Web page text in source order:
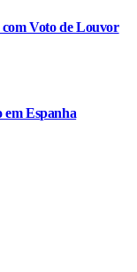
Voto de Louvor
em Espanha